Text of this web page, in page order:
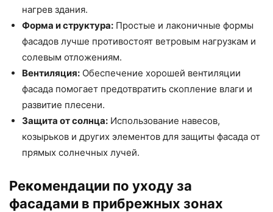
нагрев здания.
Форма и структура: Простые и лаконичные формы
фасадов лучше противостоят ветровым нагрузкам и
солевым отложениям.
Вентиляция: Обеспечение хорошей вентиляции
фасада помогает предотвратить скопление влаги и
развитие плесени.
Защита от солнца: Использование навесов,
козырьков и других элементов для защиты фасада от
прямых солнечных лучей.
Рекомендации по уходу за
фасадами в прибрежных зонах